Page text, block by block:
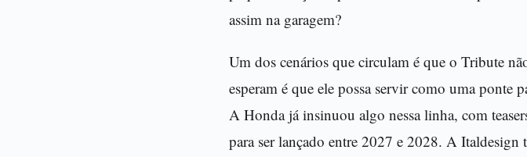
assim na garagem?
Um dos cenários que circulam é que o Tribute
esperam é que ele possa servir como uma
A Honda já insinuou algo nessa linha, com
para ser lançado entre 2027 e 2028. A Italdesign